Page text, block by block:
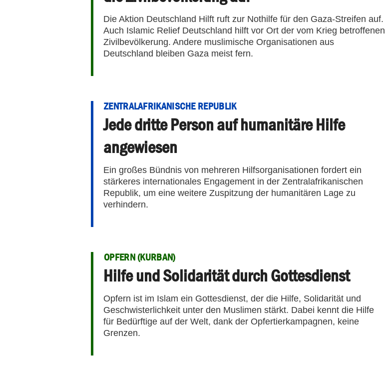
Die Aktion Deutschland Hilft ruft zur Nothilfe für den Gaza-Streifen auf.
Auch Islamic Relief Deutschland hilft vor Ort der vom Krieg betroffenen
Zivilbevölkerung. Andere muslimische Organisationen aus
Deutschland bleiben Gaza meist fern.
ZENTRALAFRIKANISCHE REPUBLIK
Jede dritte Person auf humanitäre Hilfe
angewiesen
Ein großes Bündnis von mehreren Hilfsorganisationen fordert ein
stärkeres internationales Engagement in der Zentralafrikanischen
Republik, um eine weitere Zuspitzung der humanitären Lage zu
verhindern.
OPFERN (KURBAN)
Hilfe und Solidarität durch Gottesdienst
Opfern ist im Islam ein Gottesdienst, der die Hilfe, Solidarität und
Geschwisterlichkeit unter den Muslimen stärkt. Dabei kennt die Hilfe
für Bedürftige auf der Welt, dank der Opfertierkampagnen, keine
Grenzen.